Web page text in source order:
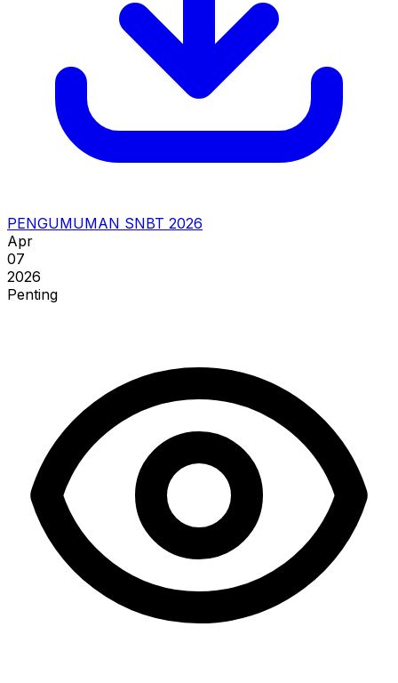
PENGUMUMAN SNBT 2026
Apr
07
2026
Penting